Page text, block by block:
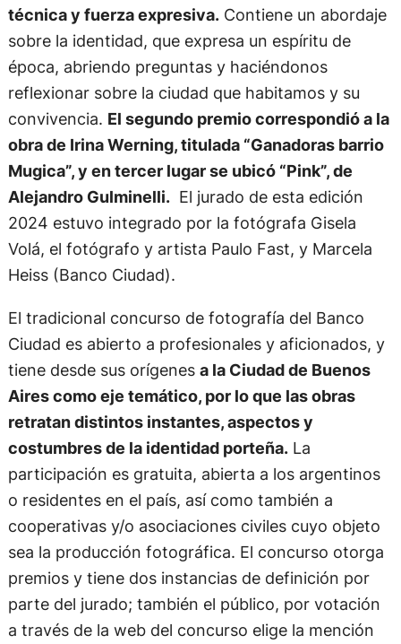
técnica y fuerza expresiva.Contiene un abordaje
sobre la identidad, que expresa un espíritu de
época, abriendo preguntas y haciéndonos
reflexionar sobre la ciudad que habitamos y su
convivencia. El segundo premio correspondió a la
obra de Irina Werning, titulada “Ganadoras barrio
Mugica”, y en tercer lugar se ubicó “Pink”, de
Alejandro Gulminelli.El jurado de esta edición
2024 estuvo integrado por la fotógrafa Gisela
Volá, el fotógrafo y artista Paulo Fast, y Marcela
Heiss (Banco Ciudad).
El tradicional concurso de fotografía del Banco
Ciudad es abierto a profesionales y aficionados, y
tiene desde sus orígenes a la Ciudad de Buenos
Aires como eje temático, por lo que las obras
retratan distintos instantes, aspectos y
costumbres de la identidad porteña.La
participación es gratuita, abierta a los argentinos
o residentes en el país, así como también a
cooperativas y/o asociaciones civiles cuyo objeto
sea la producción fotográfica. El concurso otorga
premios y tiene dos instancias de definición por
parte del jurado; también el público, por votación
a través de la web del concurso elige la mención